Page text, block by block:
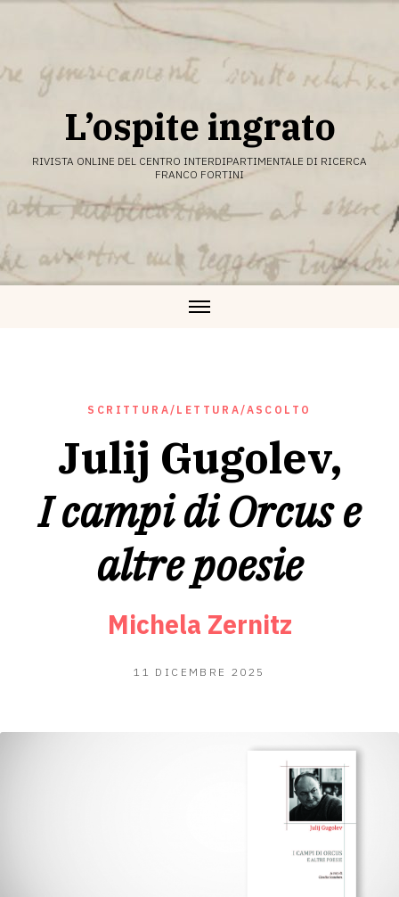
L’ospite ingrato
RIVISTA ONLINE DEL CENTRO INTERDIPARTIMENTALE DI RICERCA
FRANCO FORTINI
SCRITTURA/LETTURA/ASCOLTO
Julij Gugolev,
I campi di Orcus e
altre poesie
Michela Zernitz
11 DICEMBRE 2025